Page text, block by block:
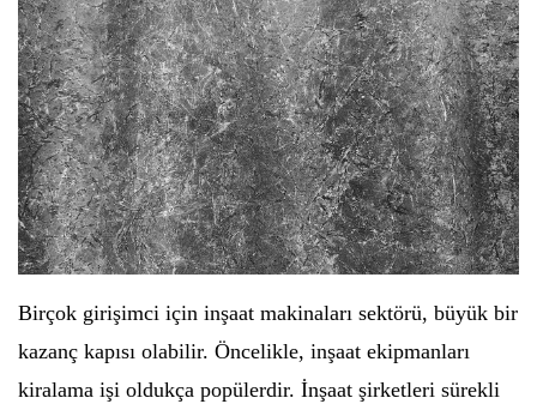
Birçok girişimci için inşaat makinaları sektörü, büyük bir
kazanç kapısı olabilir. Öncelikle, inşaat ekipmanları
kiralama işi oldukça popülerdir. İnşaat şirketleri sürekli